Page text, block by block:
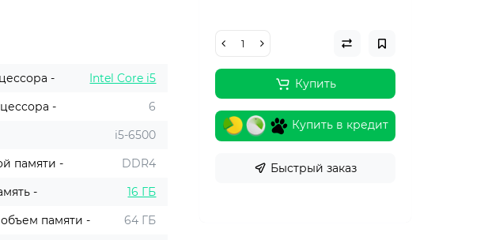
-
Intel Core i5
-
6
i5-6500
памяти -
DDR4
-
16 ГБ
памяти -
64 ГБ
Купить
Купить в кредит
Быстрый заказ